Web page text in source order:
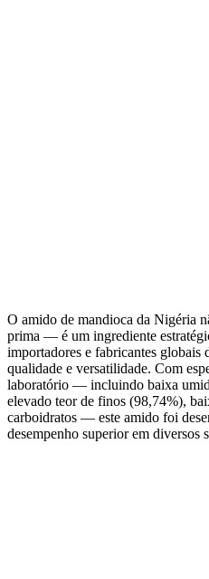
O amido de mandioca da Nigéria
prima — é um ingrediente
importadores e fabricantes globais
qualidade e versatilidade. Com
laboratório — incluindo baixa
elevado teor de finos (98,74%),
carboidratos — este amido foi
desempenho superior em diversos